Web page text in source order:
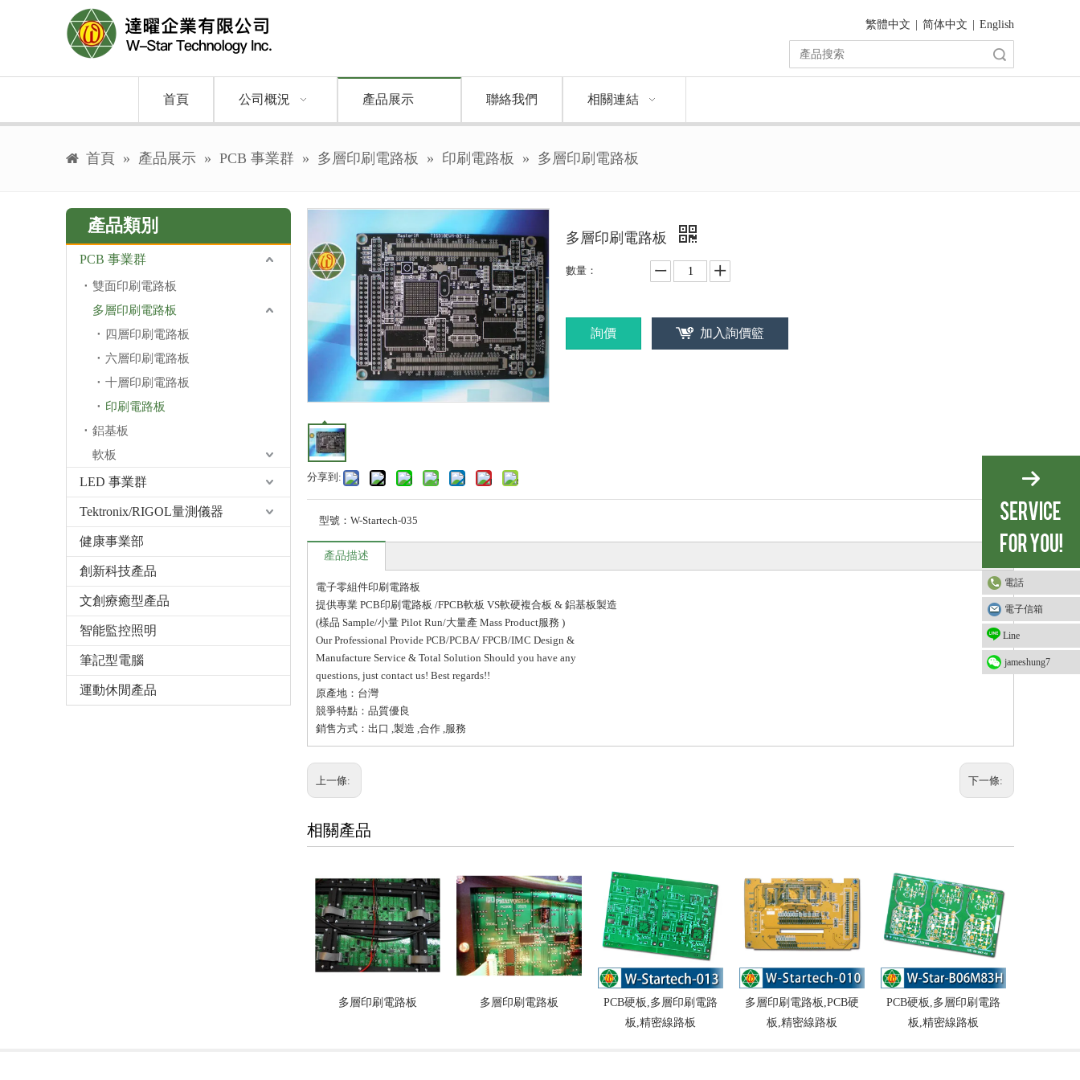
繁體中文 简体中文 English
首頁 公司概況 產品展示 聯絡我們 相關連結
首頁 » 產品展示 » PCB 事業群 » 多層印刷電路板 » 印刷電路板 » 多層印刷電路板
產品類別
PCB 事業群
雙面印刷電路板
多層印刷電路板
四層印刷電路板
六層印刷電路板
十層印刷電路板
印刷電路板
鋁基板
軟板
LED 事業群
Tektronix/RIGOL量測儀器
健康事業部
創新科技產品
文創療癒型產品
智能監控照明
筆記型電腦
運動休閒產品
分享到:
多層印刷電路板
數量：
詢價 加入詢價籃
型號： W-Startech-035
產品描述
電子零組件印刷電路板
提供專業 PCB印刷電路板 /FPCB軟板 VS軟硬複合板 & 鋁基板製造
(樣品 Sample/小量 Pilot Run/大量產 Mass Product服務 )
Our Professional Provide PCB/PCBA/ FPCB/IMC Design &
Manufacture Service & Total Solution Should you have any
questions, just contact us! Best regards!!
原產地：台灣
競爭特點：品質優良
銷售方式：出口 ,製造 ,合作 ,服務
上一條: 下一條:
相關產品
多層印刷電路板 多層印刷電路板
PCB硬板,多層印刷電路
板,精密線路板
多層印刷電路板,PCB硬
板,精密線路板
PCB硬板,多層印刷電路
板,精密線路板
電話
電子信箱
Line
jameshung7